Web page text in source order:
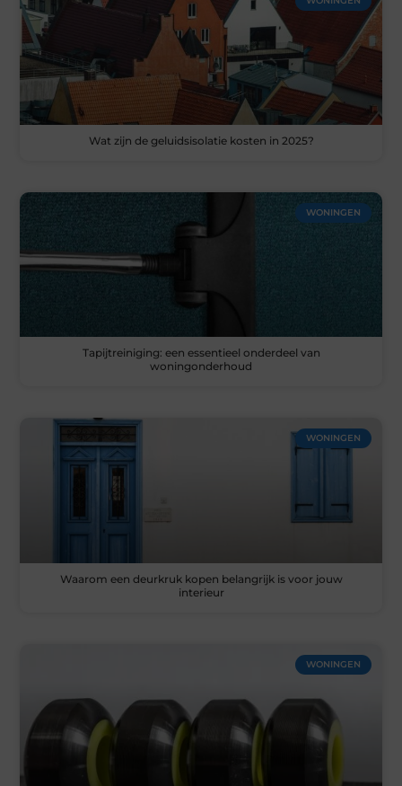
Wat zijn de geluidsisolatie kosten in 2025?
WONINGEN
Tapijtreiniging: een essentieel onderdeel van
woningonderhoud
WONINGEN
Waarom een deurkruk kopen belangrijk is voor jouw
interieur
WONINGEN